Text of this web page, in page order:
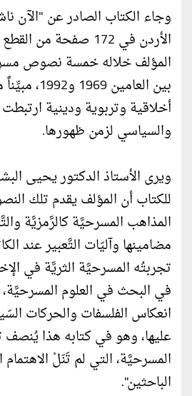
وجاء الكتاب الصادر عن "الآن
الأردن في 172 صفحة
المؤلف خلاله خمسة نصوص
بين العامين
أخلاقية وتربوية ودينية
والسياسي لزمن ظهورها.
ويرى الأستاذ الدكتور يحيى
للكتاب أن المؤلف يقدم تلك
المذاهب المسرحيَّة كالرَّمزيَّة
مضامينها وآليّات التَّعبير عند
تجربتُه المسرحيَّة الثريَّة في
في البحث في العلوم
انعكاس الفلسفات والحركات
عليها، وهو في كتابه هذا يُنصف
المسرحيَّة، التي لم تَنَلْ
الباحثين".